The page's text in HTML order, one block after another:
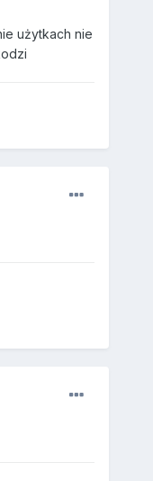
użytkach nie